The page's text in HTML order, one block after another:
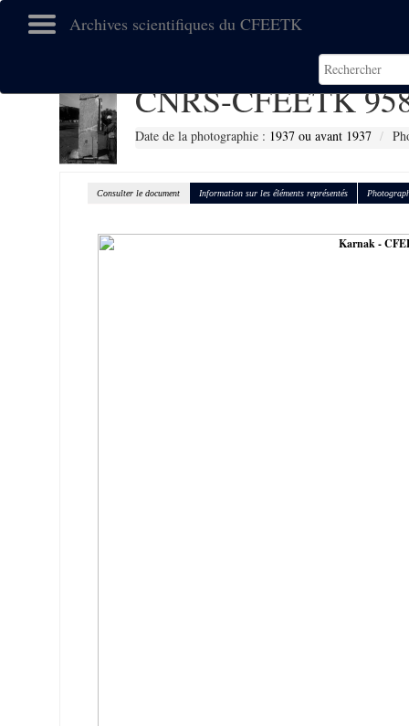
Archives scientifiques du CFEETK
CNRS-CFEETK
Date de la photographie : 1937 ou avant 1937
Consulter le document Information sur les éléments représentés